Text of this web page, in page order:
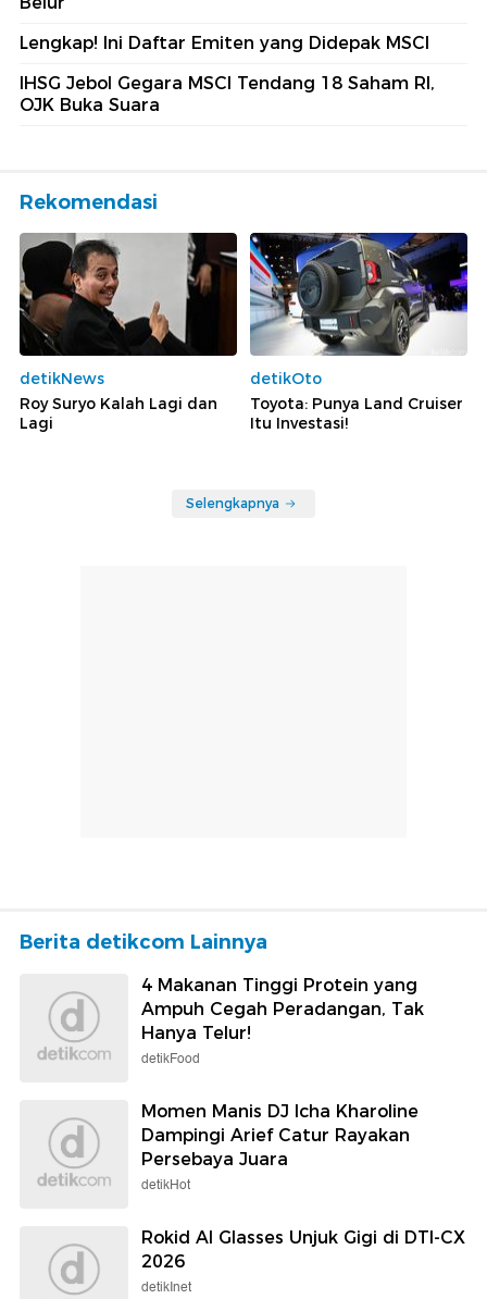
Lengkap! Ini Daftar Emiten yang Didepak MSCI
IHSG Jebol Gegara MSCI Tendang 18 Saham RI,
OJK Buka Suara
Rekomendasi
detikNews
Roy Suryo Kalah Lagi dan
Lagi
detikOto
Toyota: Punya Land Cruiser
Itu Investasi!
Selengkapnya
Berita detikcom Lainnya
4 Makanan Tinggi Protein yang
Ampuh Cegah Peradangan, Tak
Hanya Telur!
detikFood
Momen Manis DJ Icha Kharoline
Dampingi Arief Catur Rayakan
Persebaya Juara
detikHot
Rokid AI Glasses Unjuk Gigi di DTI-CX
2026
detikInet